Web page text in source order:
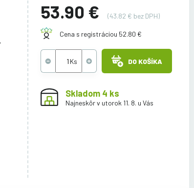
53.90 € (43.82 € bez DPH)
Cena s registráciou 52.80 €
DO KOŠÍKA
Skladom 4 ks
Najneskôr v utorok 11. 8. u Vás